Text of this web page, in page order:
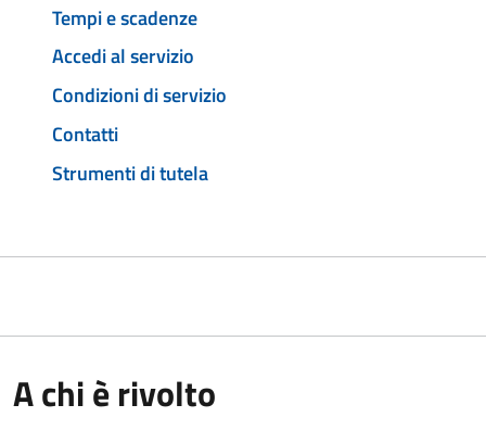
Tempi e scadenze
Accedi al servizio
Condizioni di servizio
Contatti
Strumenti di tutela
A chi è rivolto